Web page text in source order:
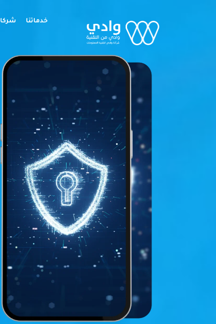
خدماتنا